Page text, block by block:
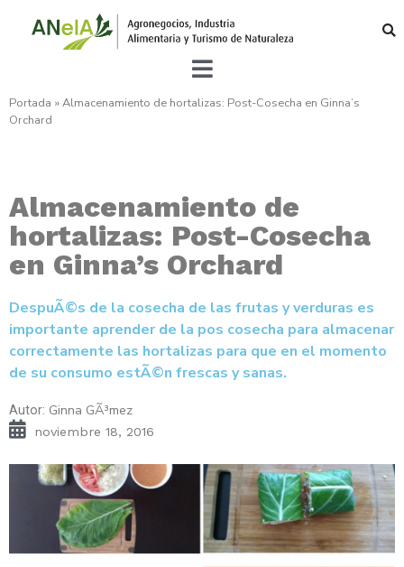
Portada »Almacenamiento de hortalizas: Post-Cosecha en Ginna’s
Orchard
Almacenamiento de
hortalizas: Post-Cosecha
en Ginna’s Orchard
DespuÃ©s de la cosecha de las frutas y verduras es
importante aprender de la pos cosecha para almacenar
correctamente las hortalizas para que en el momento
de su consumo estÃ©n frescas y sanas.
Autor: Ginna GÃ³mez
noviembre 18, 2016